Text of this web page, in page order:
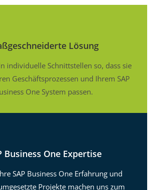
Lösung
individuelle Schnittstellen so, dass sie
Geschäftsprozessen und Ihrem SAP
One System passen.
Business One Expertise
SAP Business One Erfahrung und
Projekte machen uns zum